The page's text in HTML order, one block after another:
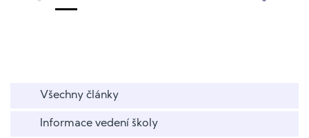
Všechny články
Informace vedení školy